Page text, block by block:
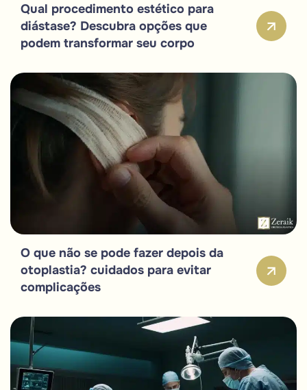
Qual procedimento estético para
diástase? Descubra opções que
podem transformar seu corpo
O que não se pode fazer depois da
otoplastia? cuidados para evitar
complicações